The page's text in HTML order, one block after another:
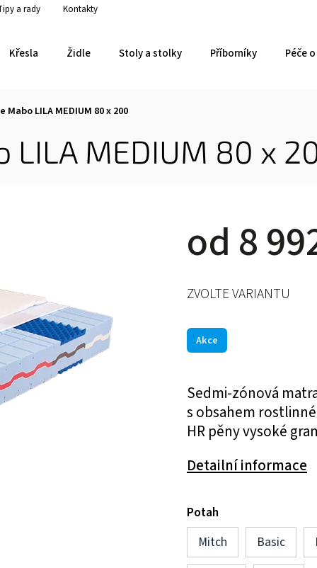
a rady Kontakty
Křesla Židle Stoly a stolky Příborníky Péče
LILA MEDIUM 80 x 200
MEDIUM 80 x
od 8
Sedmi-zónová
s obsahem
HR pěny vysoké
Detailní informace
Akce
Potah
Mitch
Basic
ZVOLTE VARIANTU